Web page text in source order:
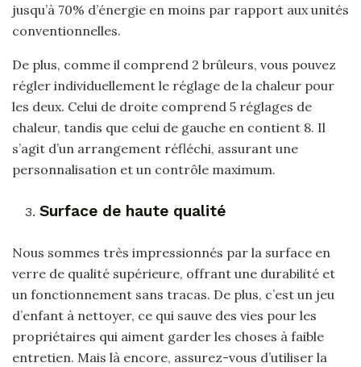
jusqu’à 70% d’énergie en moins par rapport aux unités
conventionnelles.
De plus, comme il comprend 2 brûleurs, vous pouvez
régler individuellement le réglage de la chaleur pour
les deux. Celui de droite comprend 5 réglages de
chaleur, tandis que celui de gauche en contient 8. Il
s’agit d’un arrangement réfléchi, assurant une
personnalisation et un contrôle maximum.
Surface de haute qualité
Nous sommes très impressionnés par la surface en
verre de qualité supérieure, offrant une durabilité et
un fonctionnement sans tracas. De plus, c’est un jeu
d’enfant à nettoyer, ce qui sauve des vies pour les
propriétaires qui aiment garder les choses à faible
entretien. Mais là encore, assurez-vous d’utiliser la